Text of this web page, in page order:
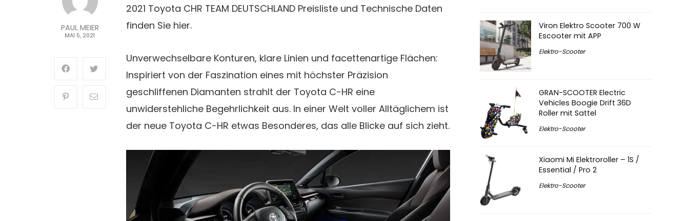
PAUL MEIER
MAI 5, 2021
2021 Toyota CHR TEAM DEUTSCHLAND Preisliste und Technische Daten
finden Sie hier.
Unverwechselbare Konturen, klare Linien und facettenartige Flächen:
Inspiriert von der Faszination eines mit höchster Präzision
geschliffenen Diamanten strahlt der Toyota C-HR eine
unwiderstehliche Begehrlichkeit aus. In einer Welt voller Alltäglichem ist
der neue Toyota C-HR etwas Besonderes, das alle Blicke auf sich zieht.
Viron Elektro Scooter 700 W
Escooter mit APP
Elektro-Scooter
GRAN-SCOOTER Electric
Vehicles Boogie Drift 36D
Roller mit Sattel
Elektro-Scooter
Xiaomi Mi Elektroroller – 1S /
Essential / Pro 2
Elektro-Scooter